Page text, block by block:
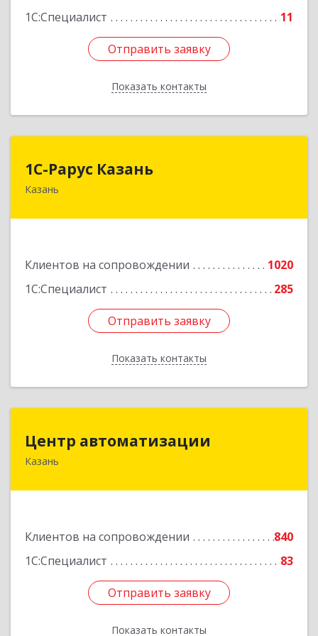
1С:Специалист
11
Отправить заявку
Показать контакты
Отправить заявку
Назад
1С-Рарус Казань
Казань
Клиентов на сопровождении
1020
1С:Специалист
285
Отправить заявку
Показать контакты
420088, Татарстан Респ, Казань г, Победы пр-
Отправить заявку
Назад
Центр автоматизации
Казань
Клиентов на сопровождении
840
1С:Специалист
83
Отправить заявку
Показать контакты
420133, Татарстан Респ, Казань г, Ямашева пр-
Отправить заявку
Назад